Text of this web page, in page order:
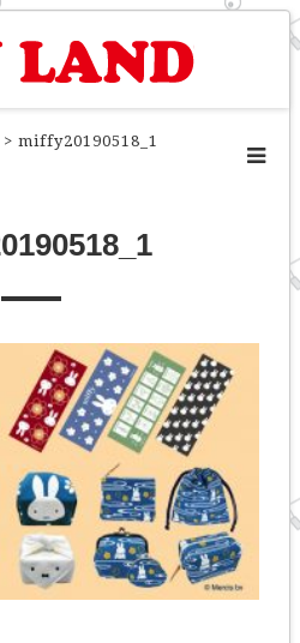
> miffy20190518_1